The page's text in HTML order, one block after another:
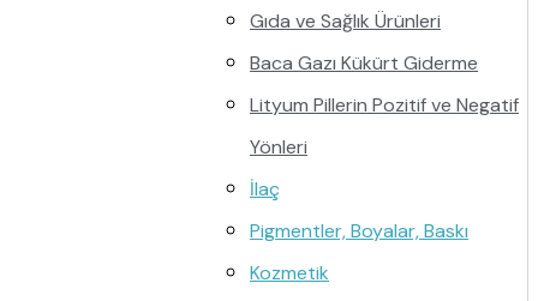
Gıda ve Sağlık Ürünleri
Baca Gazı Kükürt Giderme
Lityum Pillerin Pozitif ve Negatif
Yönleri
İlaç
Pigmentler, Boyalar, Baskı
Kozmetik